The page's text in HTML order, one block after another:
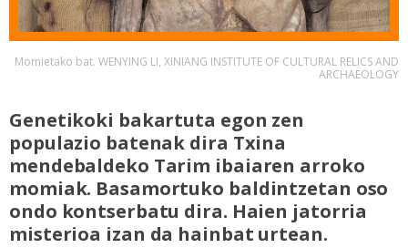
Momietako bat. WENYING LI, XINIANG INSTITUTE OF CULTURAL RELICS AND
ARCHAEOLOGY
Genetikoki bakartuta egon zen
populazio batenak dira Txina
mendebaldeko Tarim ibaiaren arroko
momiak. Basamortuko baldintzetan oso
ondo kontserbatu dira. Haien jatorria
misterioa izan da hainbat urtean.